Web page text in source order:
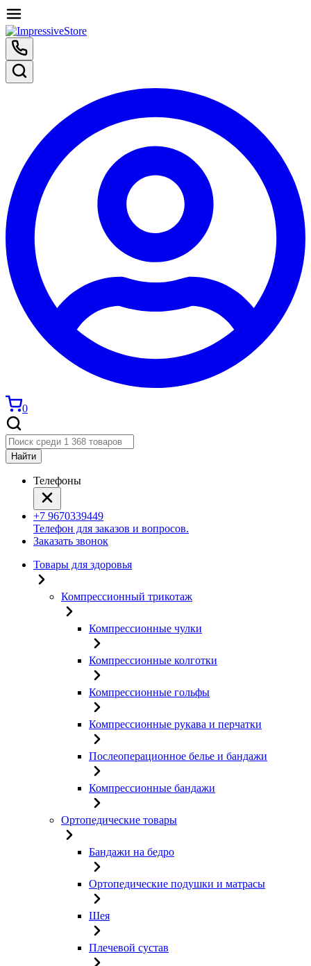
0
Найти
Телефоны
+7 9670339449
Телефон для заказов и вопросов.
Заказать звонок
Товары для здоровья
Компрессионный трикотаж
Компрессионные чулки
Компрессионные колготки
Компрессионные гольфы
Компрессионные рукава и перчатки
Послеоперационное белье и бандажи
Компрессионные бандажи
Ортопедические товары
Бандажи на бедро
Ортопедические подушки и матрасы
Шея
Плечевой сустав